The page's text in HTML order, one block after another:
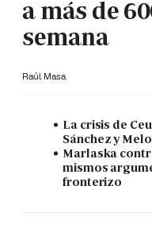
a más de
semana
Raúl Masa
La crisis de
Sánchez y
Marlaska
mismos
fronterizo